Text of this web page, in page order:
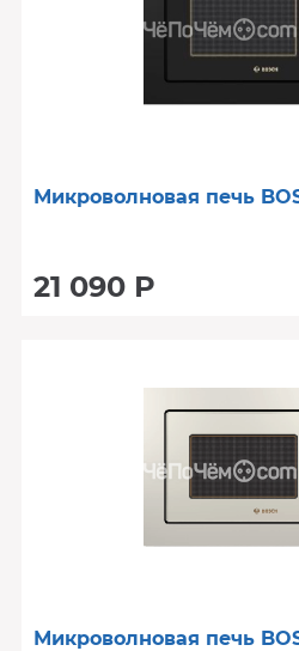
Микроволновая печь
21 090 Р
Микроволновая печь